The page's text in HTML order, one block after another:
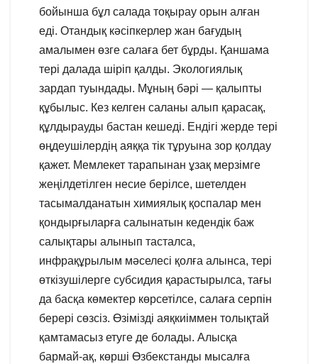
бойынша бұл салада тоқырау орын алған
еді. Отандық кәсіпкерлер жан бағудың
амалымен өзге салаға бет бұрды. Қаншама
тері далада шіріп қалды. Экологиялық
зардап туындады. Мұның бәрі — қалыпты
құбылыс. Кез келген саланы алып қарасақ,
құлдырауды бастан кешеді. Ендігі жерде тері
өңдеушілердің аяққа тік тұруына зор қолдау
қажет. Мемлекет тарапынан ұзақ мерзімге
жеңілдетілген несие берілсе, шетелден
тасымалданатын химиялық қоспалар мен
қондырғыларға салынатын кедендік баж
салықтары алынып тасталса,
инфрақұрылым мәселесі қолға алынса, тері
өткізушілерге субсидия қарастырылса, тағы
да басқа көмектер көрсетілсе, салаға серпін
берері сөзсіз. Өзімізді аяқкиіммен толықтай
қамтамасыз етуге де болады. Алысқа
бармай-ақ, көрші Өзбекстанды мысалға